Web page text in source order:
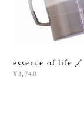
essence of life
¥3,740